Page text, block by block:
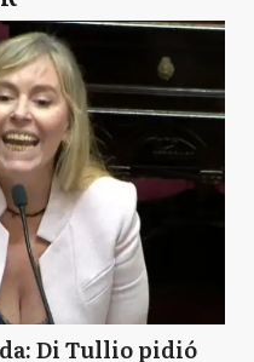
Di Tullio pidió